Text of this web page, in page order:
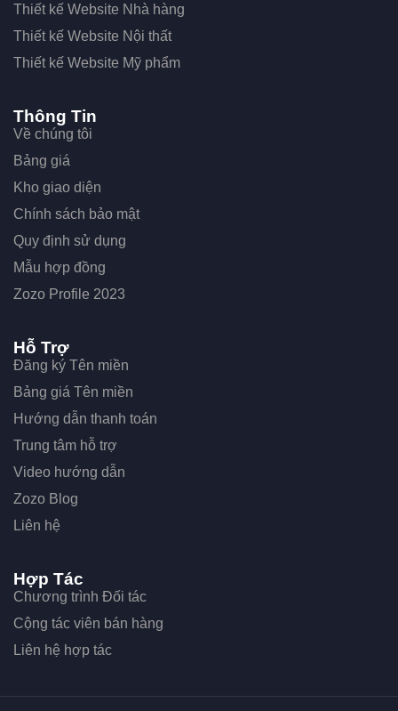
Thiết kế Website Nhà hàng
Thiết kế Website Nội thất
Thiết kế Website Mỹ phẩm
Thông Tin
Về chúng tôi
Bảng giá
Kho giao diện
Chính sách bảo mật
Quy định sử dụng
Mẫu hợp đồng
Zozo Profile 2023
Hỗ Trợ
Đăng ký Tên miền
Bảng giá Tên miền
Hướng dẫn thanh toán
Trung tâm hỗ trợ
Video hướng dẫn
Zozo Blog
Liên hệ
Hợp Tác
Chương trình Đối tác
Cộng tác viên bán hàng
Liên hệ hợp tác